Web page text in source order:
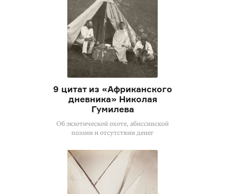
9 цитат из «Африканского
дневника» Николая
Гумилева
Об экзотической охоте, абиссинской
поэзии и отсутствии денег